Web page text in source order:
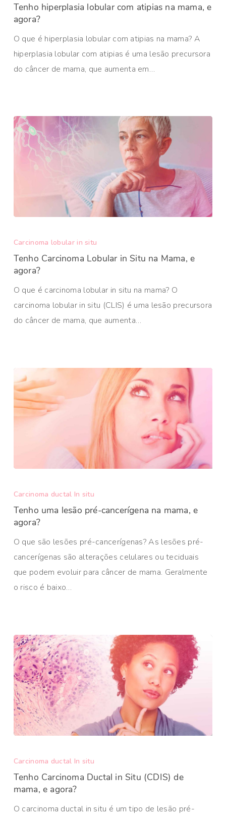
Tenho hiperplasia lobular com atipias na mama, e
agora?
O que é hiperplasia lobular com atipias na mama? A
hiperplasia lobular com atipias é uma lesão precursora
do câncer de mama, que aumenta em…
Carcinoma lobular in situ
Tenho Carcinoma Lobular in Situ na Mama, e
agora?
O que é carcinoma lobular in situ na mama? O
carcinoma lobular in situ (CLIS) é uma lesão precursora
do câncer de mama, que aumenta…
Carcinoma ductal In situ
Tenho uma lesão pré-cancerígena na mama, e
agora?
O que são lesões pré-cancerígenas? As lesões pré-
cancerígenas são alterações celulares ou teciduais
que podem evoluir para câncer de mama. Geralmente
o risco é baixo…
Carcinoma ductal In situ
Tenho Carcinoma Ductal in Situ (CDIS) de
mama, e agora?
O carcinoma ductal in situ é um tipo de lesão pré-